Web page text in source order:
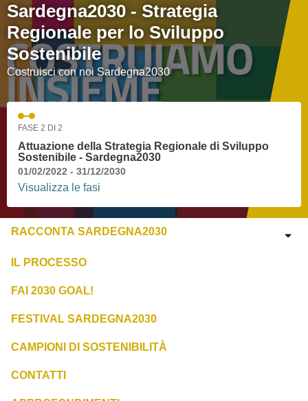
Sardegna2030 - Strategia
Regionale per lo Sviluppo
Sostenibile
Costruisci con noi Sardegna2030
FASE 2 DI 2
Attuazione della Strategia Regionale di Sviluppo
Sostenibile - Sardegna2030
01/02/2022 - 31/12/2030
Visualizza le fasi
RACCONTA SARDEGNA2030
IL PROCESSO
FAI 2030 GOAL!
FESTIVAL SARDEGNA2030
CAMPIONI DI SOSTENIBILITÀ
CONTATTI